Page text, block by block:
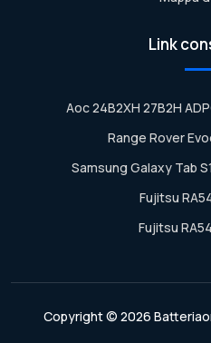
Link
Aoc 24B2XH 27B2H
Range Rover
Samsung Galaxy Tab
Fujitsu
Fujitsu
Copyright © 2026